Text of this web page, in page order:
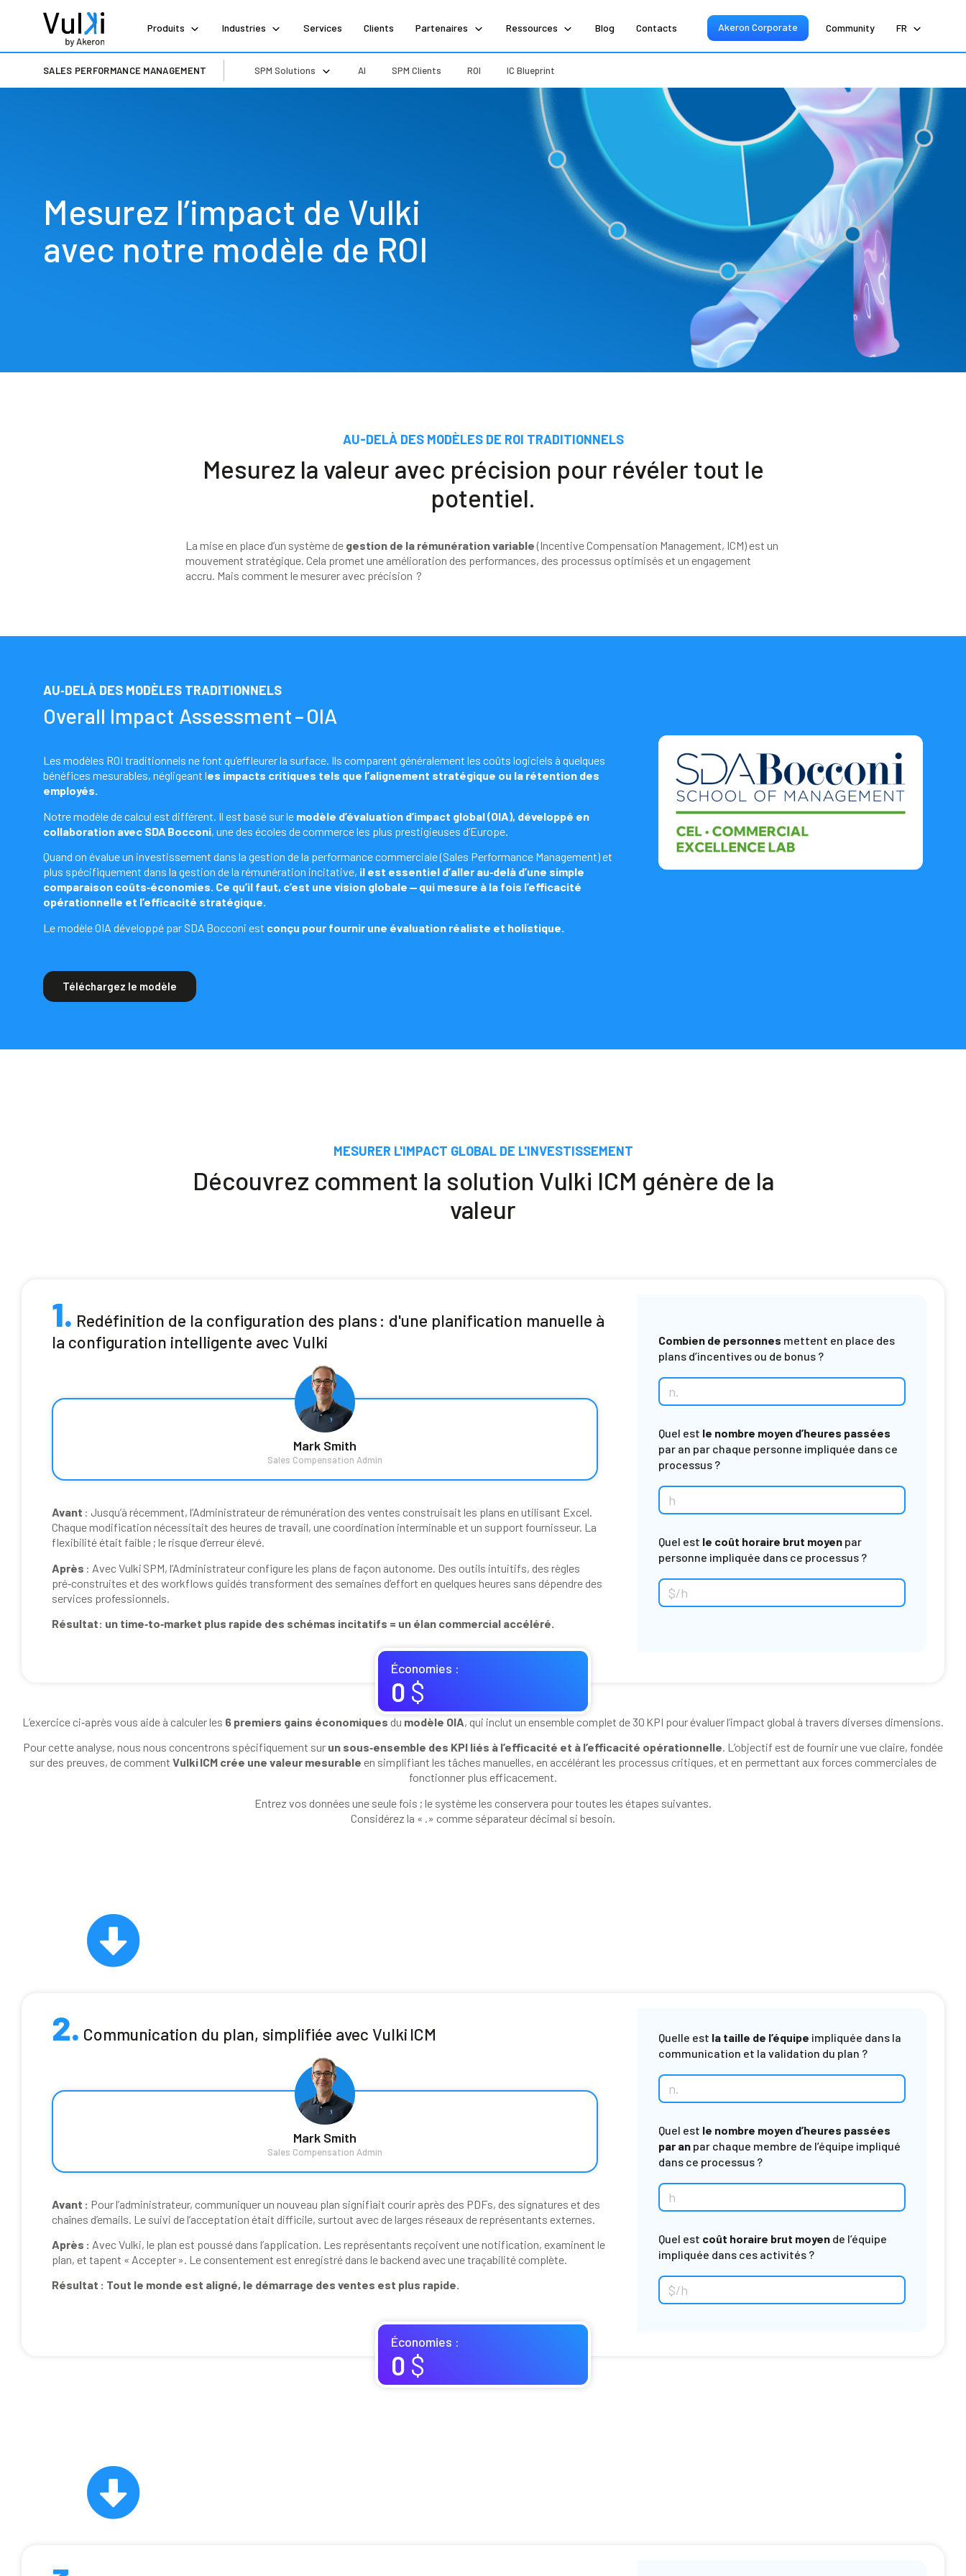
Produits Industries Services Clients Partenaires Ressources Blog Contacts Akeron Corporate Community FR
SALES PERFORMANCE MANAGEMENT SPM Solutions AI SPM Clients ROI IC Blueprint
Mesurez l’impact de Vulki
avec notre modèle de ROI
AU-DELÀ DES MODÈLES DE ROI TRADITIONNELS
Mesurez la valeur avec précision pour révéler tout le
potentiel.
La mise en place d’un système de gestion de la rémunération variable (Incentive Compensation Management, ICM) est un
mouvement stratégique. Cela promet une amélioration des performances, des processus optimisés et un engagement
accru. Mais comment le mesurer avec précision ?
AU‑DELÀ DES MODÈLES TRADITIONNELS
Overall Impact Assessment – OIA
Les modèles ROI traditionnels ne font qu’effleurer la surface. Ils comparent généralement les coûts logiciels à quelques
bénéfices mesurables, négligeant les impacts critiques tels que l’alignement stratégique ou la rétention des
employés.
Notre modèle de calcul est différent. Il est basé sur le modèle d’évaluation d’impact global (OIA), développé en
collaboration avec SDA Bocconi, une des écoles de commerce les plus prestigieuses d’Europe.
Quand on évalue un investissement dans la gestion de la performance commerciale (Sales Performance Management) et
plus spécifiquement dans la gestion de la rémunération incitative, il est essentiel d’aller au‑delà d’une simple
comparaison coûts‑économies. Ce qu’il faut, c’est une vision globale — qui mesure à la fois l’efficacité
opérationnelle et l’efficacité stratégique.
Le modèle OIA développé par SDA Bocconi est conçu pour fournir une évaluation réaliste et holistique.
Téléchargez le modèle
MESURER L'IMPACT GLOBAL DE L'INVESTISSEMENT
Découvrez comment la solution Vulki ICM génère de la
valeur
1. Redéfinition de la configuration des plans : d'une planification manuelle à
la configuration intelligente avec Vulki
Mark Smith
Sales Compensation Admin
Avant : Jusqu’à récemment, l’Administrateur de rémunération des ventes construisait les plans en utilisant Excel.
Chaque modification nécessitait des heures de travail, une coordination interminable et un support fournisseur. La
flexibilité était faible ; le risque d’erreur élevé.
Après : Avec Vulki SPM, l’Administrateur configure les plans de façon autonome. Des outils intuitifs, des règles
pré‑construites et des workflows guidés transforment des semaines d’effort en quelques heures sans dépendre des
services professionnels.
Résultat: un time‑to‑market plus rapide des schémas incitatifs = un élan commercial accéléré.
Combien de personnes mettent en place des
plans d’incentives ou de bonus ?
Quel est le nombre moyen d’heures passées
par an par chaque personne impliquée dans ce
processus ?
Quel est le coût horaire brut moyen par
personne impliquée dans ce processus ?
Économies :
0 $
L’exercice ci‑après vous aide à calculer les 6 premiers gains économiques du modèle OIA, qui inclut un ensemble complet de 30 KPI pour évaluer l’impact global à travers diverses dimensions.
Pour cette analyse, nous nous concentrons spécifiquement sur un sous‑ensemble des KPI liés à l’efficacité et à l’efficacité opérationnelle. L’objectif est de fournir une vue claire, fondée
sur des preuves, de comment Vulki ICM crée une valeur mesurable en simplifiant les tâches manuelles, en accélérant les processus critiques, et en permettant aux forces commerciales de
fonctionner plus efficacement.
Entrez vos données une seule fois ; le système les conservera pour toutes les étapes suivantes.
Considérez la « .» comme séparateur décimal si besoin.
2. Communication du plan, simplifiée avec Vulki ICM
Mark Smith
Sales Compensation Admin
Avant : Pour l’administrateur, communiquer un nouveau plan signifiait courir après des PDFs, des signatures et des
chaînes d’emails. Le suivi de l’acceptation était difficile, surtout avec de larges réseaux de représentants externes.
Après : Avec Vulki, le plan est poussé dans l’application. Les représentants reçoivent une notification, examinent le
plan, et tapent « Accepter ». Le consentement est enregistré dans le backend avec une traçabilité complète.
Résultat : Tout le monde est aligné, le démarrage des ventes est plus rapide.
Quelle est la taille de l’équipe impliquée dans la
communication et la validation du plan ?
Quel est le nombre moyen d’heures passées
par an par chaque membre de l’équipe impliqué
dans ce processus ?
Quel est coût horaire brut moyen de l’équipe
impliquée dans ces activités ?
Économies :
0 $